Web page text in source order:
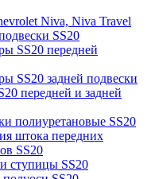
Niva, Niva Travel
SS20
SS20 передней
SS20 задней подвески
передней и задней
полиуретановые SS20
штока передних
SS20
ступицы SS20